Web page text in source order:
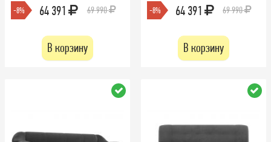
-8% 64 391 69 990
В корзину
-8% 64 391 69 990
В корзину